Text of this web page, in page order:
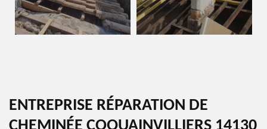
ENTREPRISE RÉPARATION DE